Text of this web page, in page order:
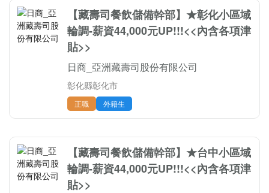
【藏壽司餐飲儲備幹部】★彰化小區域
輪調-薪資44,000元UP!!!<<內含各項津
貼>>
日商_亞洲藏壽司股份有限公司
彰化縣彰化市
正職 外籍生
【藏壽司餐飲儲備幹部】★台中小區域
輪調-薪資44,000元UP!!!<<內含各項津
貼>>